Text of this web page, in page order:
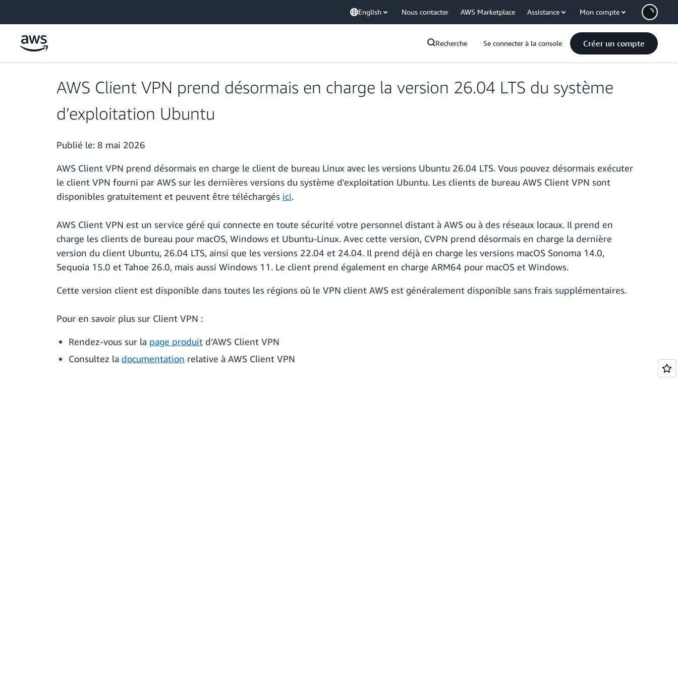
English Nous contacter AWS Marketplace Assistance Mon compte
Recherche Se connecter à la console Créer un compte
AWS Client VPN prend désormais en charge la version 26.04 LTS du système
d’exploitation Ubuntu
Publié le: 8 mai 2026
AWS Client VPN prend désormais en charge le client de bureau Linux avec les versions Ubuntu 26.04 LTS. Vous pouvez désormais exécuter
le client VPN fourni par AWS sur les dernières versions du système d'exploitation Ubuntu. Les clients de bureau AWS Client VPN sont
disponibles gratuitement et peuvent être téléchargés ici.
AWS Client VPN est un service géré qui connecte en toute sécurité votre personnel distant à AWS ou à des réseaux locaux. Il prend en
charge les clients de bureau pour macOS, Windows et Ubuntu-Linux. Avec cette version, CVPN prend désormais en charge la dernière
version du client Ubuntu, 26.04 LTS, ainsi que les versions 22.04 et 24.04. Il prend déjà en charge les versions macOS Sonoma 14.0,
Sequoia 15.0 et Tahoe 26.0, mais aussi Windows 11. Le client prend également en charge ARM64 pour macOS et Windows.
Cette version client est disponible dans toutes les régions où le VPN client AWS est généralement disponible sans frais supplémentaires.
Pour en savoir plus sur Client VPN :
Rendez-vous sur la page produit d’AWS Client VPN
Consultez la documentation relative à AWS Client VPN